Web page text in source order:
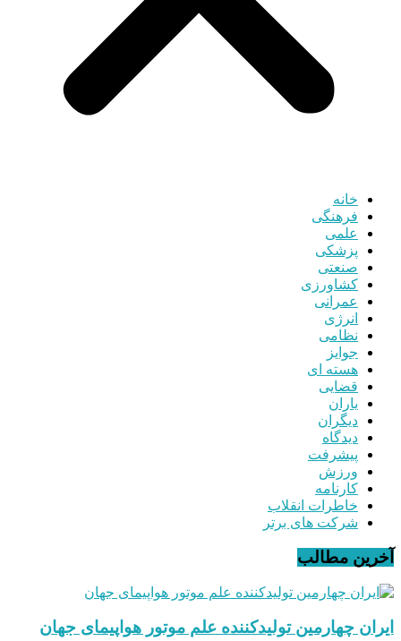
خانه
فرهنگی
علمی
پزشکی
صنعتی
کشاورزی
عمرانی
انرژی
نظامی
جوایز
هسته ای
قضایی
یاران
دیگران
دیدگاه
پیشرفت
ورزش
کارنامه
خاطرات انقلاب
شرکت های برتر
آخرین مطالب
ایران چهارمین تولیدکننده علم موتور هواپیمای جهان